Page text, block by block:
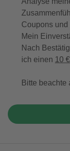
Coupons und
Mein
Nach
ich einen 10
Bitte beachte